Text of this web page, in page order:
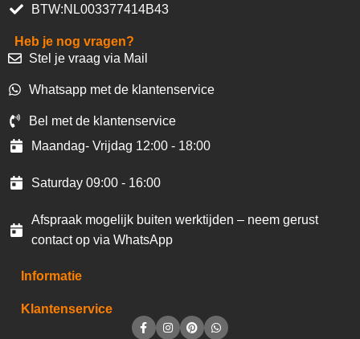
BTW:NL003377414B43
Heb je nog vragen?
Stel je vraag via Mail
Whatsapp met de klantenservice
Bel met de klantenservice
Maandag- Vrijdag 12:00 - 18:00
Saturday 09:00 - 16:00
Afspraak mogelijk buiten werktijden – neem gerust
contact op via WhatsApp
Informatie
Klantenservice